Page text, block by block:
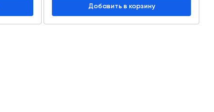
Добавить в корзину